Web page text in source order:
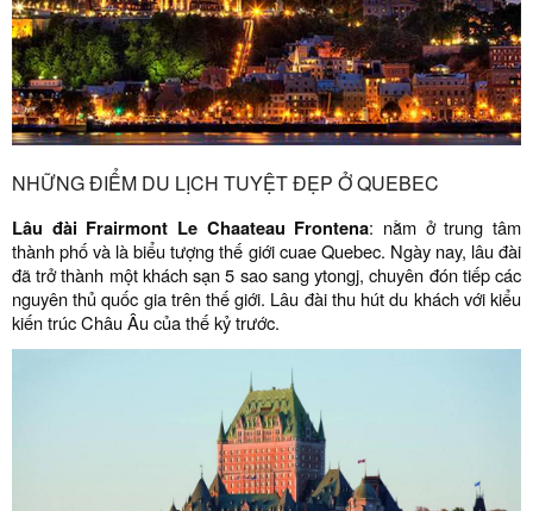
NHỮNG ĐIỂM DU LỊCH TUYỆT ĐẸP Ở QUEBEC
Lâu đài Frairmont Le Chaateau Frontena: nằm ở trung tâm
thành phố và là biểu tượng thế giới cuae Quebec. Ngày nay, lâu đài
đã trở thành một khách sạn 5 sao sang ytongj, chuyên đón tiếp các
nguyên thủ quốc gia trên thế giới. Lâu đài thu hút du khách với kiểu
kiến trúc Châu Âu của thế kỷ trước.